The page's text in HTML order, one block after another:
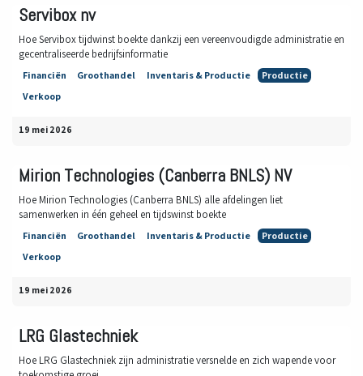
Servibox nv
Hoe Servibox tijdwinst boekte dankzij een vereenvoudigde administratie en
gecentraliseerde bedrijfsinformatie
Financiën Groothandel Inventaris & Productie
Productie
Verkoop
19 mei 2026
Mirion Technologies (Canberra BNLS) NV
Hoe Mirion Technologies (Canberra BNLS) alle afdelingen liet
samenwerken in één geheel en tijdswinst boekte
Financiën Groothandel Inventaris & Productie
Productie
Verkoop
19 mei 2026
LRG Glastechniek
Hoe LRG Glastechniek zijn administratie versnelde en zich wapende voor